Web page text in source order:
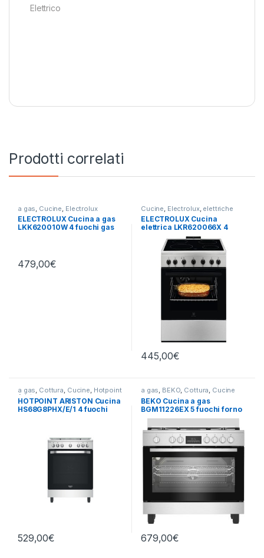
Elettrico
Prodotti correlati
a gas Cucine Electrolux
ELECTROLUX Cucina a gas
LKK620010W 4 fuochi gas
479,00€
Cucine Electrolux, elettriche
ELECTROLUX Cucina
elettrica LKR620066X 4
fuochi radianti forno
elettrico
445,00€
a gas, Cottura, Cucine, Hotpoint
Ariston
HOTPOINT ARISTON Cucina
HS68G8PHX/E/1 4 fuochi
529,00€
a gas, BEKO, Cottura, Cucine
BEKO Cucina a gas
BGM11226EX 5 fuochi forno
elettrico
679,00€